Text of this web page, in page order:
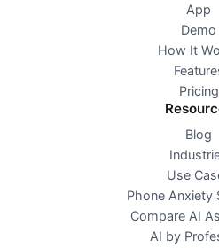
App
Demo
How It
Pricing
Blog
Use
Phone Anxiety
Compare AI
AI by